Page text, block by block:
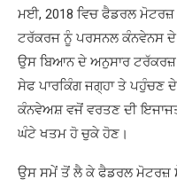
ਮਈ, 2018 ਵਿਚ ਫੈਡਰਲ
ਟਰੱਕਰਜ ਨੂੰ ਪਰਸਨਲ ਕੰਨਵੇਨਸ ਦੇ
ਉਸ ਬਿਆਨ ਦੇ ਅਨੁਸਾਰ ਟਰੱਕਰਜ਼
ਸੇਫ ਪਾਰਕਿੰਗ ਜਗ੍ਹਾ ਤੇ ਪਹੁੰਚਣ
ਕੰਨਵੇਅਸ਼ ਵਜੋਂ ਵਰਤਣ ਦੀ
ਘੰਟੇ ਖਤਮ ਹੋ ਚੁਕੇ ਹੋਣ।
ਉਸ ਸਮੇਂ ਤੋਂ ਲੈ ਕੇ ਫੈਡਰਲ ਮੋਟਰਜ਼